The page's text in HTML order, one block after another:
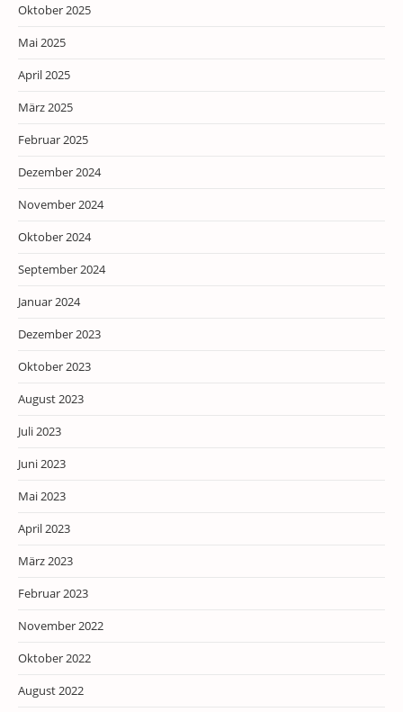
Oktober 2025
Mai 2025
April 2025
März 2025
Februar 2025
Dezember 2024
November 2024
Oktober 2024
September 2024
Januar 2024
Dezember 2023
Oktober 2023
August 2023
Juli 2023
Juni 2023
Mai 2023
April 2023
März 2023
Februar 2023
November 2022
Oktober 2022
August 2022